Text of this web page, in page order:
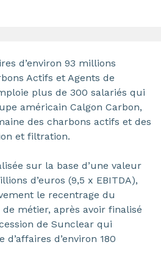
d’environ 93 millions
Actifs et Agents de
plus de 300 salariés qui
américain Calgon Carbon,
des charbons actifs et des
et filtration.
sur la base d’une valeur
d’euros (9,5 x EBITDA),
le recentrage du
métier, après avoir finalisé
de Sunclear qui
d’environ 180